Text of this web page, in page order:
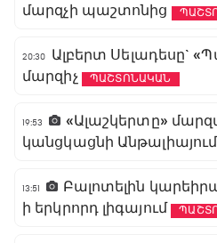
մարզչի պաշտոնից
20:30
Ալբերտ Սելադեսը`
մարզիչ
ՊԱՇՏՈՆԱԿԱՆ
19:53
«Ալաշկերտը»
կանցկացնի Անթալիայում
13:51
Բալոտելին
ի երկրորդ լիգայում